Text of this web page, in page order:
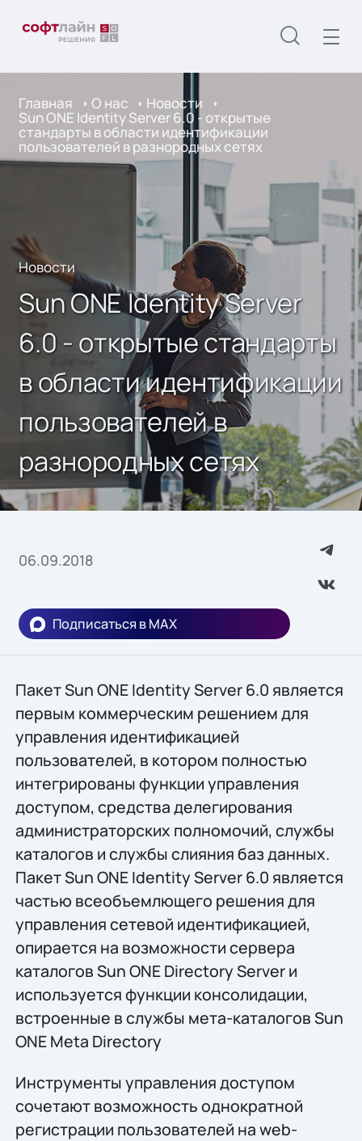
Главная О нас Новости
Sun ONE Identity Server 6.0 - открытые
стандарты в области идентификации
пользователей в разнородных сетях
Новости
Sun ONE Identity Server
6.0 - открытые стандарты
в области идентификации
пользователей в
разнородных сетях
06.09.2018
Подписаться в MAX
Пакет Sun ONE Identity Server 6.0 является
первым коммерческим решением для
управления идентификацией
пользователей, в котором полностью
интегрированы функции управления
доступом, средства делегирования
администраторских полномочий, службы
каталогов и службы слияния баз данных.
Пакет Sun ONE Identity Server 6.0 является
частью всеобъемлющего решения для
управления сетевой идентификацией,
опирается на возможности сервера
каталогов Sun ONE Directory Server и
используется функции консолидации,
встроенные в службы мета-каталогов Sun
ONE Meta Directory
Инструменты управления доступом
сочетают возможность однократной
регистрации пользователей на web-